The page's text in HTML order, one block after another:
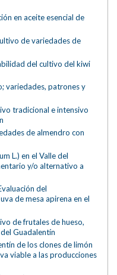
en aceite esencial de
de variedades de
del cultivo del kiwi
variedades, patrones y
tradicional e intensivo
de almendro con
L.) en el Valle del
y/o alternativo a
del
de mesa apirena en el
de frutales de hueso,
Guadalentín
de los clones de limón
viable a las producciones